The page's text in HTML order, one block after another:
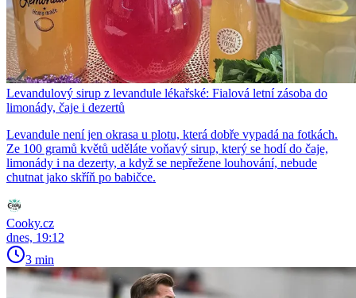
Levandulový sirup z levandule lékařské: Fialová letní zásoba do
limonády, čaje i dezertů
Levandule není jen okrasa u plotu, která dobře vypadá na fotkách.
Ze 100 gramů květů uděláte voňavý sirup, který se hodí do čaje,
limonády i na dezerty, a když se nepřežene louhování, nebude
chutnat jako skříň po babičce.
Cooky.cz
dnes, 19:12
3 min